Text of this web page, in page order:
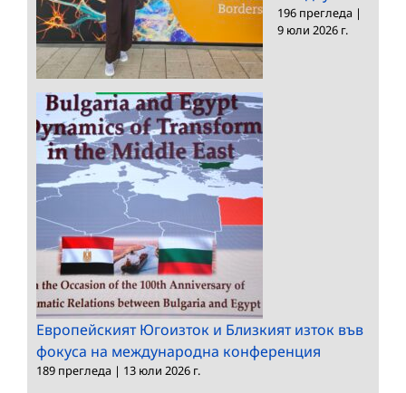
196 прегледа |
9 юли 2026 г.
Европейският Югоизток и Близкият изток във
фокуса на международна конференция
189 прегледа | 13 юли 2026 г.